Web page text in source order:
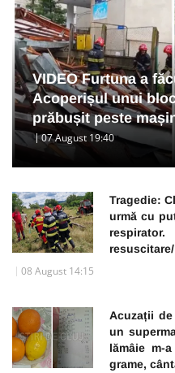
VIDEO Furtuna a
Acoperișul unui
prăbușit peste
07 August 19:40
Tragedie:
urmă cu
08 August 14:15
Acuzații
un
lămâie m-
grame,